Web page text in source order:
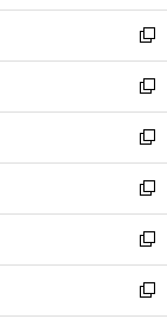
ウ
で
開
く
ン
ド
ウ
で
開
く
新
し
い
ウ
ィ
ン
ド
ウ
で
開
く
新
し
い
ウ
ィ
ン
ド
ウ
で
新
し
い
ウ
ィ
ン
ド
新
し
い
ウ
ィ
新
し
い
新